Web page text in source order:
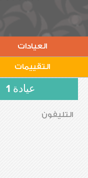
العيادات
التقييمات
عيادة 1
التليفون